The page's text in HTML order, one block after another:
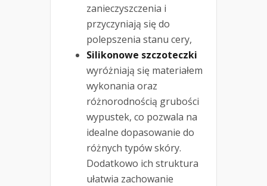
zanieczyszczenia i
przyczyniają się do
polepszenia stanu cery,
Silikonowe szczoteczki
wyróżniają się materiałem
wykonania oraz
różnorodnością grubości
wypustek, co pozwala na
idealne dopasowanie do
różnych typów skóry.
Dodatkowo ich struktura
ułatwia zachowanie